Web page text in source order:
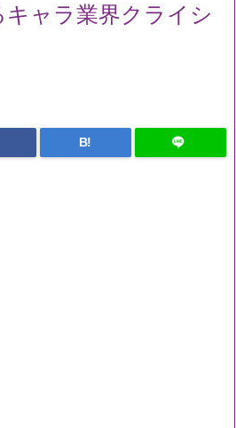
ャラ業界クライシ
B!